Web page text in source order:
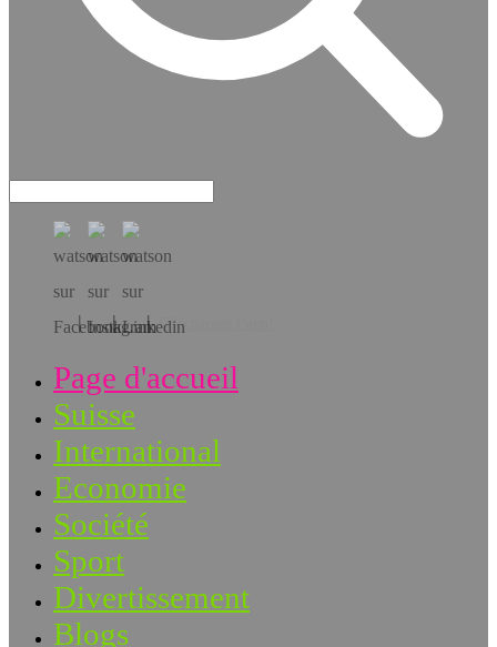
Téléchargez l’app!
Page d'accueil
Suisse
International
Economie
Société
Sport
Divertissement
Blogs